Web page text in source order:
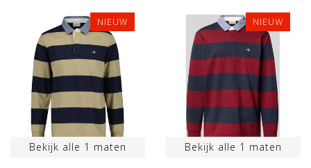
NIEUW
Bekijk alle 1 maten
NIEUW
Bekijk alle 1 maten